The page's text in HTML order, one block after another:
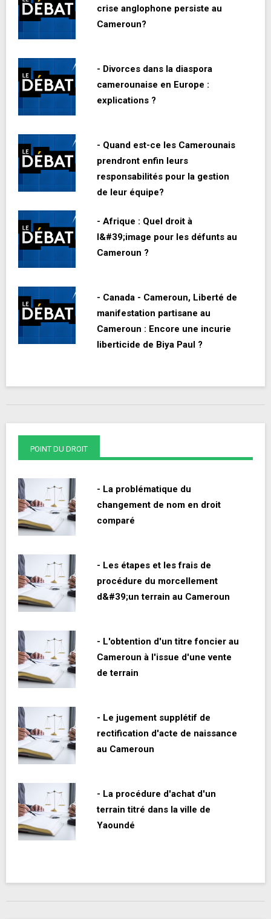
crise anglophone persiste au
Cameroun?
- Divorces dans la diaspora
camerounaise en Europe :
explications ?
- Quand est-ce les Camerounais
prendront enfin leurs
responsabilités pour la gestion
de leur équipe?
- Afrique : Quel droit à
l&#39;image pour les défunts au
Cameroun ?
- Canada - Cameroun, Liberté de
manifestation partisane au
Cameroun : Encore une incurie
liberticide de Biya Paul ?
POINT DU DROIT
- La problématique du
changement de nom en droit
comparé
- Les étapes et les frais de
procédure du morcellement
d&#39;un terrain au Cameroun
- L'obtention d'un titre foncier au
Cameroun à l'issue d'une vente
de terrain
- Le jugement supplétif de
rectification d'acte de naissance
au Cameroun
- La procédure d'achat d'un
terrain titré dans la ville de
Yaoundé